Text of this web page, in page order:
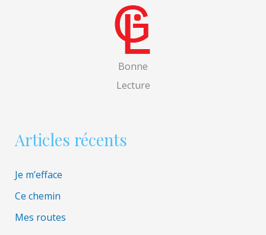
Bonne
Lecture
Articles récents
Je m’efface
Ce chemin
Mes routes